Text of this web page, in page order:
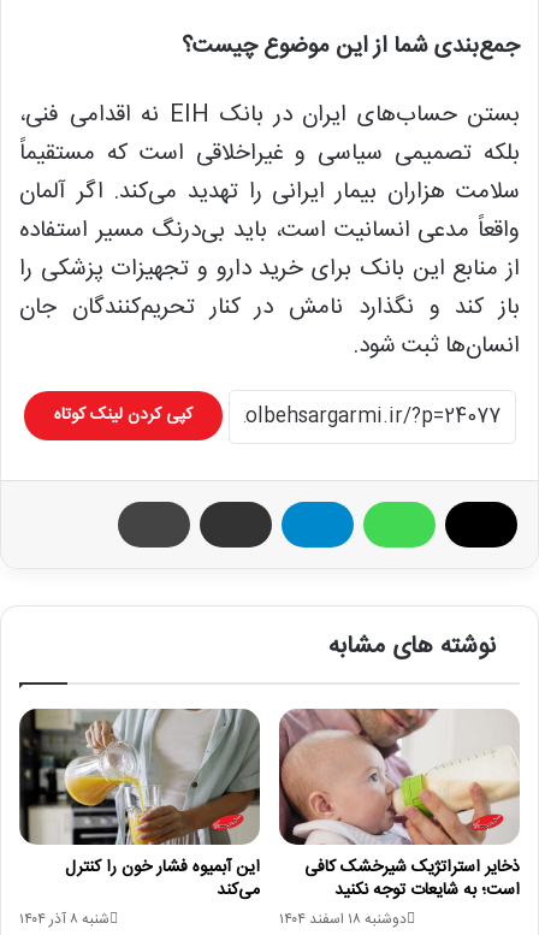
جمع‌بندی شما از اینموضوعچیست؟
بستن حساب‌های ایران در بانک EIH نه اقدامی فنی،
بلکه تصمیمی سیاسی و غیراخلاقی است که مستقیماً
سلامت هزاران بیمار ایرانی را تهدید می‌کند. اگر آلمان
واقعاً مدعی انسانیت است، باید بی‌درنگ مسیراستفاده
از منابع این بانک برای خرید دارو و تجهیزات پزشکی را
باز کند و نگذارد نامش در کنار تحریم‌کنندگان جان
انسان‌ها ثبت شود.
کپی کردن لینک کوتاه
نوشته های مشابه
این آبمیوه فشار خون را کنترل
می‌کند
شنبه ۸ آذر ۱۴۰۴
ذخایر استراتژیک شیرخشک کافی
است؛ به شایعات توجه نکنید
دوشنبه ۱۸ اسفند ۱۴۰۴